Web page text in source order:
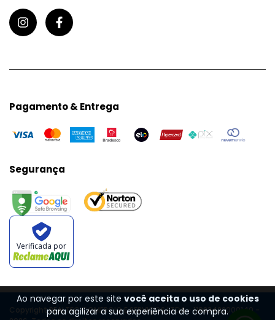
Ao navegar por este site você aceita o uso de cookies
para agilizar a sua experiência de compra.
Pagamento & Entrega
Segurança
Verificada por
Copyright REALTEC COMERCIO E SERVIÇOS LTDA - 11983422000140 -